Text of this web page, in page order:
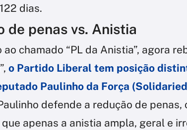
dias.
de penas vs. Anistia
ao chamado “PL da Anistia”, agora
o Partido Liberal tem posição
Paulinho da Força
defende a redução de penas,
apenas a anistia ampla, geral e